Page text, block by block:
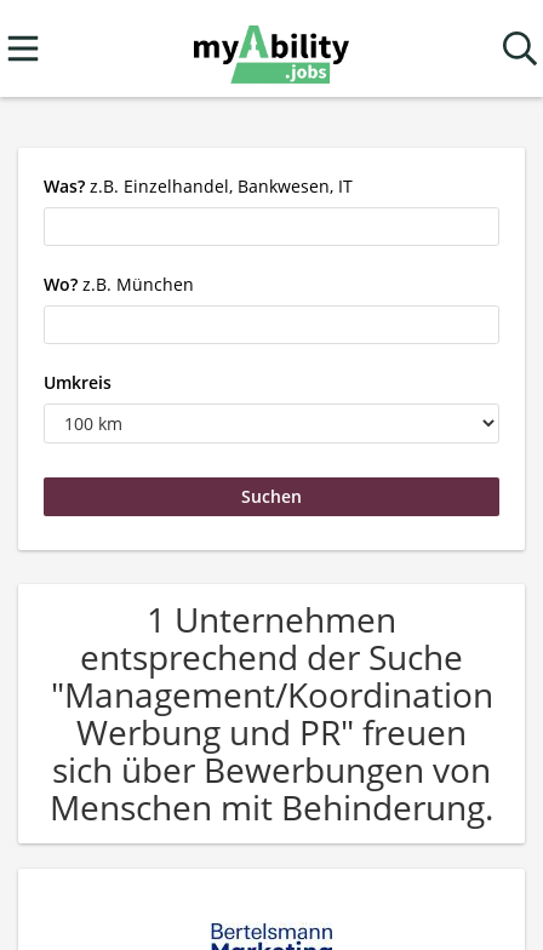
Was? z.B. Einzelhandel, Bankwesen, IT
Wo? z.B. München
Umkreis
1 Unternehmen
entsprechend der Suche
"Management/Koordination
Werbung und PR" freuen
sich über Bewerbungen von
Menschen mit Behinderung.